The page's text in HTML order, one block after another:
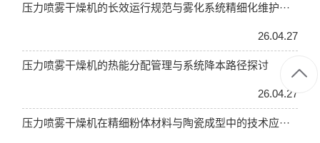
压力喷雾干燥机的长效运行规范与雾化系统精细化维护···
26.04.27
压力喷雾干燥机的热能分配管理与系统降本路径探讨
26.04.27
压力喷雾干燥机在精细粉体材料与陶瓷成型中的技术应···